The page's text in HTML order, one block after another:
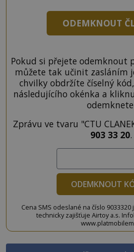
ODEMKNOUT
Pokud si přejete odemknout
můžete tak učinit zasláním
chvilky obdržíte číselný
následujícího okénka a
Zprávu ve tvaru "CTU
903 33 20.
ODEMKNOUT
Cena SMS odeslané na číslo 9033320
technicky zajišťuje Airtoy a.s.